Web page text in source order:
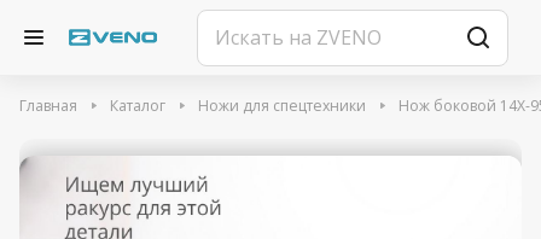
Главная Каталог Ножи для спецтехники Нож боковой 14X-